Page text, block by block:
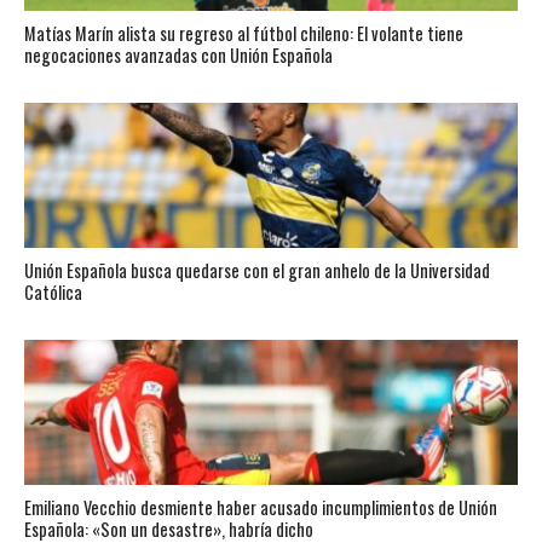
Matías Marín alista su regreso al fútbol chileno: El volante tiene
negocaciones avanzadas con Unión Española
Unión Española busca quedarse con el gran anhelo de la Universidad
Católica
Emiliano Vecchio desmiente haber acusado incumplimientos de Unión
Española: «Son un desastre», habría dicho